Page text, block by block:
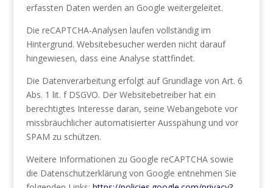
erfassten Daten werden an Google weitergeleitet.
Die reCAPTCHA-Analysen laufen vollständig im
Hintergrund. Websitebesucher werden nicht darauf
hingewiesen, dass eine Analyse stattfindet.
Die Datenverarbeitung erfolgt auf Grundlage von Art. 6
Abs. 1 lit. f DSGVO. Der Websitebetreiber hat ein
berechtigtes Interesse daran, seine Webangebote vor
missbräuchlicher automatisierter Ausspähung und vor
SPAM zu schützen.
Weitere Informationen zu Google reCAPTCHA sowie
die Datenschutzerklärung von Google entnehmen Sie